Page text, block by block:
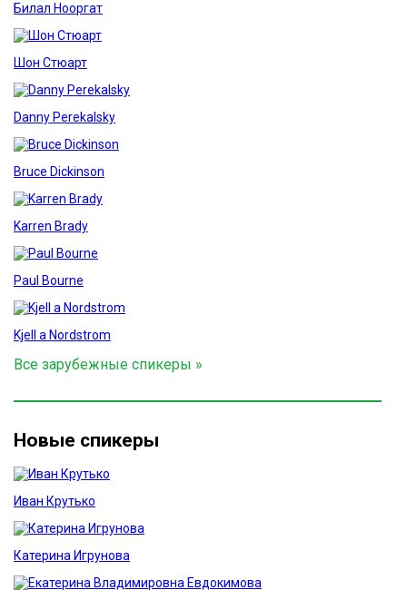
Билал Нооргат
Шон Стюарт
Danny Perekalsky
Bruce Dickinson
Karren Brady
Paul Bourne
Kjell a Nordstrom
Все зарубежные спикеры »
Новые спикеры
Иван Крутько
Катерина Игрунова